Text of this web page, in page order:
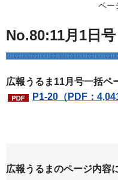
ペー
No.80:11月1日号
広報うるま11月号一括ペ
P1-20（PDF：
広報うるまのページ内容